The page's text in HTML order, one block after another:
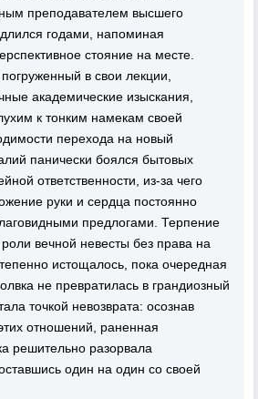
преподавателем высшего
годами, напоминая
стояние на месте.
в свои лекции,
академические изыскания,
к тонким намекам своей
перехода на новый
панически боялся бытовых
ответственности, из-за чего
руки и сердца постоянно
предлогами. Терпение
вечной невесты без права на
истощалось, пока очередная
не превратилась в грандиозный
точкой невозврата: осознав
отношений, раненная
решительно разорвала
один на один со своей